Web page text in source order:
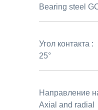
Bearing steel
Угол контакта :
25°
Направление
Axial and radial